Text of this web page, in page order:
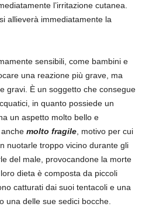
l’irritazione cutanea.
allieverà immediatamente la
sensibili, come bambini e
una reazione più grave, ma
gravi. È un soggetto che consegue
in quanto possiede un
un aspetto molto bello e
molto fragile , motivo per cui
nuotarle troppo vicino durante gli
del male, provocandone la morte
dieta è composta da piccoli
catturati dai suoi tentacoli e una
una delle sue sedici bocche.